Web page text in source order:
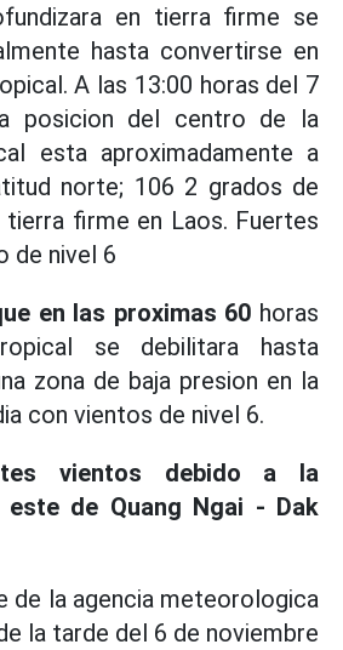
en tierra firme se
hasta convertirse en
A las 13:00 horas del 7
posicion del centro de la
esta aproximadamente a
norte; 106 2 grados de
firme en Laos. Fuertes
de nivel 6
en las proximas 60 horas
se debilitara hasta
zona de baja presion en la
con vientos de nivel 6.
vientos debido a la
de Quang Ngai - Dak
de la agencia meteorologica
la tarde del 6 de noviembre